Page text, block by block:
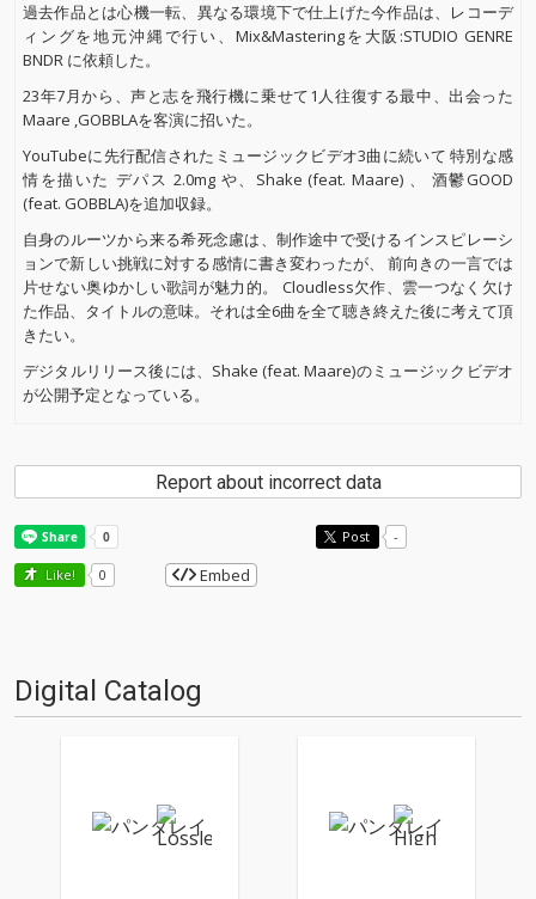
過去作品とは心機一転、異なる環境下で仕上げた今作品は、レコーデ
ィングを地元沖縄で行い、Mix&Masteringを大阪:STUDIO GENRE
BNDR に依頼した。
23年7月から、声と志を飛行機に乗せて1人往復する最中、出会った
Maare ,GOBBLAを客演に招いた。
YouTubeに先行配信されたミュージックビデオ3曲に続いて 特別な感
情を描いた デパス 2.0mg や、Shake (feat. Maare) 、 酒鬱GOOD
(feat. GOBBLA)を追加収録。
自身のルーツから来る希死念慮は、制作途中で受けるインスピレーシ
ョンで新しい挑戦に対する感情に書き変わったが、 前向きの一言では
片せない奥ゆかしい歌詞が魅力的。 Cloudless欠作、雲一つなく欠け
た作品、タイトルの意味。それは全6曲を全て聴き終えた後に考えて頂
きたい。
デジタルリリース後には、Shake (feat. Maare)のミュージックビデオ
が公開予定となっている。
Report about incorrect data
Post -
Like! 0 Embed
Digital Catalog